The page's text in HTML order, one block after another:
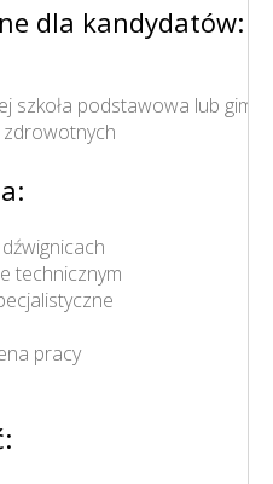
dla kandydatów:
szkoła podstawowa lub
technicznym
pracy